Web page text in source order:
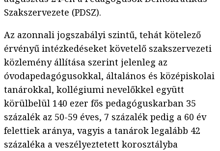
Szakszervezete (PDSZ).
Az azonnali jogszabályi szintű, tehát kötelező
érvényű intézkedéseket követelő szakszervezeti
közlemény állítása szerint jelenleg az
óvodapedagógusokkal, általános és középiskolai
tanárokkal, kollégiumi nevelőkkel együtt
körülbelül 140 ezer fős pedagóguskarban 35
százalék az 50-59 éves, 7 százalék pedig a 60 év
felettiek aránya, vagyis a tanárok legalább 42
százaléka a veszélyeztetett korosztályba